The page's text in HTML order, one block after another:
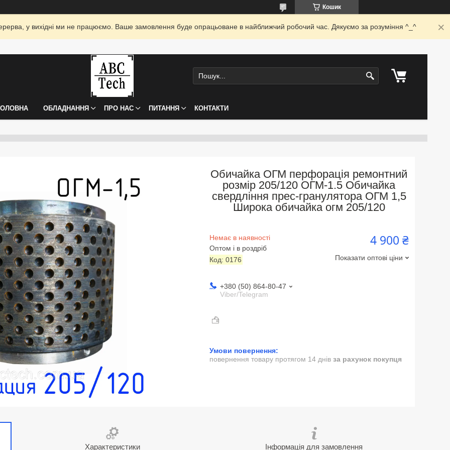
Кошик
у вихідні ми не працюємо. Ваше замовлення буде опрацьоване в найближчий робочий час. Дякуємо за розуміння ^_^
ОБЛАДНАННЯ ПРО НАС ПИТАННЯ КОНТАКТИ
Обичайка ОГМ перфорація ремонтний
розмір 205/120 ОГМ-1.5 Обичайка
свердління прес-гранулятора ОГМ 1,5
Широка обичайка огм 205/120
Немає в наявності
Оптом і в роздріб
Код: 0176
4 900 ₴
Показати оптові ціни
+380 (50) 864-80-47
Viber/Telegram
повернення товару протягом 14 днів за рахунок покупця
Характеристики Інформація для замовлення